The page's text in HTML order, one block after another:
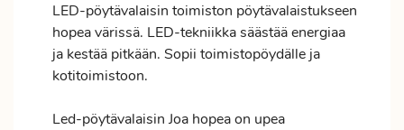
LED-pöytävalaisin toimiston pöytävalaistukseen
hopea värissä. LED-tekniikka säästää energiaa
ja kestää pitkään. Sopii toimistopöydälle ja
kotitoimistoon.
Led-pöytävalaisin Joa hopea on upea